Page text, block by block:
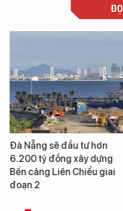
Đà Nẵng sẽ đầu tư hơn
6.200 tỷ đồng xây dựng
Bến cảng Liên Chiểu giai
đoạn 2